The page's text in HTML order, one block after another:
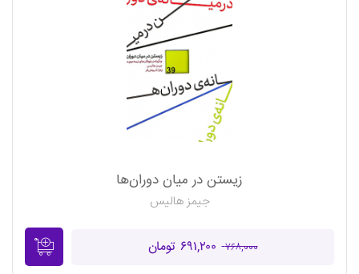
زیستن در میان دوران‌ها
جیمز هالیس
۷۶۸,۰۰۰ ۶۹۱,۲۰۰ تومان